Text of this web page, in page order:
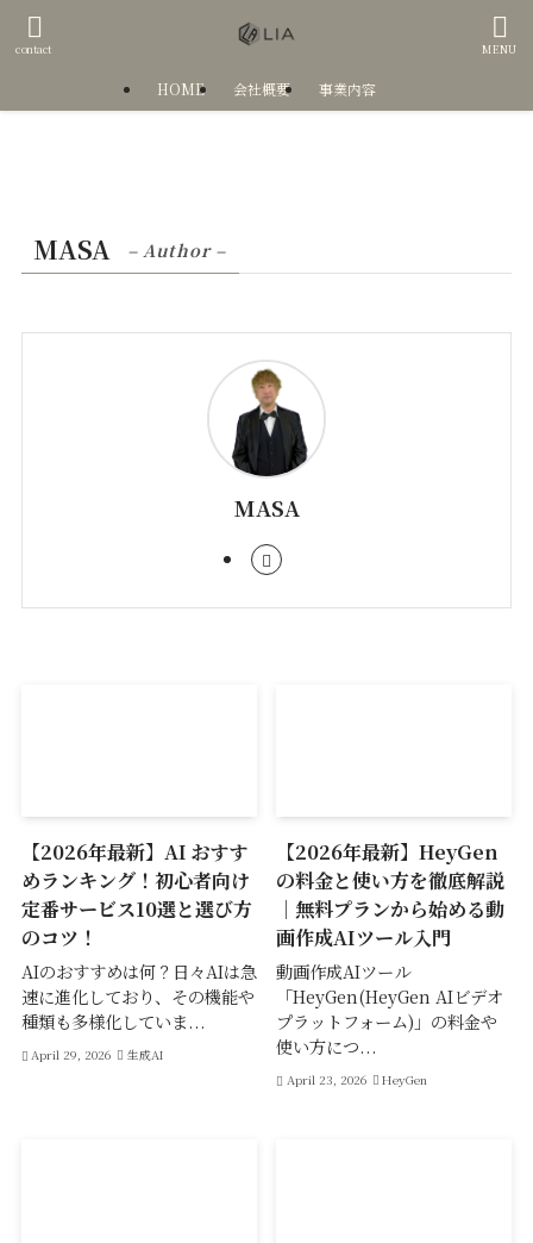
contact MENU
HOME 会社概要 事業内容
MASA – Author –
MASA
【2026年最新】AI おすす
めランキング！初心者向け
定番サービス10選と選び方
のコツ！
AIのおすすめは何？日々AIは急
速に進化しており、その機能や
種類も多様化していま...
April 29, 2026 生成AI
【2026年最新】HeyGen
の料金と使い方を徹底解説
｜無料プランから始める動
画作成AIツール入門
動画作成AIツール
「HeyGen(HeyGen AIビデオ
プラットフォーム)」の料金や
使い方につ...
April 23, 2026 HeyGen